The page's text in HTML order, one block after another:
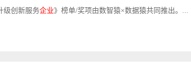
级创新服务企业》榜单/奖项由数智猿×数据猿共同推出。...